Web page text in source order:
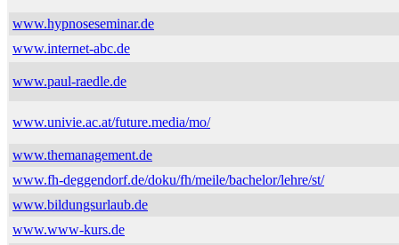
www.hypnoseseminar.de
www.internet-abc.de
www.paul-raedle.de
www.univie.ac.at/future.media/mo/
www.themanagement.de
www.fh-deggendorf.de/doku/fh/meile/bachelor/lehre/st/
www.bildungsurlaub.de
www.www-kurs.de